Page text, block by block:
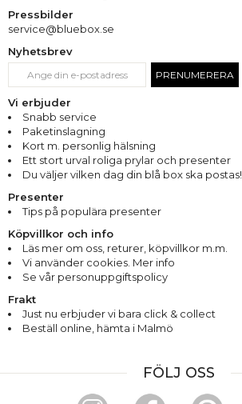
Pressbilder
service@bluebox.se
Nyhetsbrev
PRENUMERERA
Vi erbjuder
Snabb service
Paketinslagning
Kort m. personlig hälsning
Ett stort urval roliga prylar och presenter
Du väljer vilken dag din blå box ska postas!
Presenter
Tips på populära presenter
Köpvillkor och info
Läs mer om oss returer köpvillkor m.m.
Vi använder cookies. Mer info
Se vår personuppgiftspolicy
Frakt
Just nu erbjuder vi bara click & collect
Beställ online, hämta i Malmö
FÖLJ OSS